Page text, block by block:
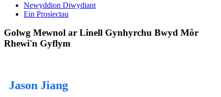
Newyddion Diwydiant
Ein Prosiectau
Golwg Mewnol ar Linell Gynhyrchu Bwyd Môr
Rhewi'n Gyflym
Jason Jiang